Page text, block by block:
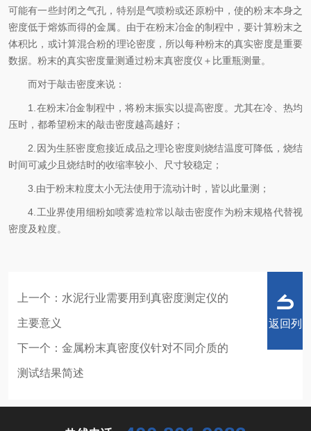
可能有一些封闭之气孔，特别是气喷粉或还原粉中，使的粉末本身之
密度低于熔炼而得的金属。由于在粉末冶金的制程中，要计算粉末之
体积比，或计算混合粉的理论密度，所以每种粉末的真实密度是重要
数据。粉末的真实密度量测通过粉末真密度仪＋比重瓶测量。
而对于敲击密度来说：
1.在粉末冶金制程中，将粉末振实以提高密度。尤其在冷、热均
压时，都希望粉末的敲击密度越高越好；
2.因为生胚密度愈接近成品之理论密度则烧结温度可降低，烧结
时间可减少且烧结时的收缩率较小、尺寸较稳定；
3.由于粉末粒度太小无法使用于流动计时，皆以此量测；
4.工业界使用细粉如喷雾造粒常以敲击密度作为粉末规格代替视
密度及粒度。
上一个： 水泥行业需要用到真密度测定仪的
主要意义
下一个： 金属粉末真密度仪针对不同介质的
测试结果简述
返回列